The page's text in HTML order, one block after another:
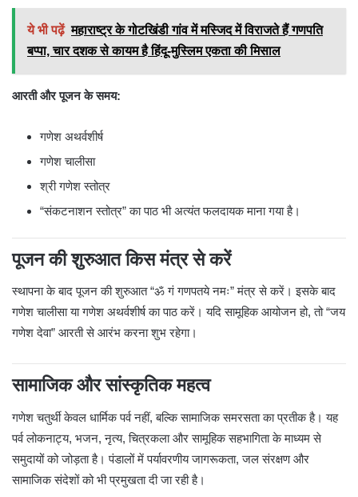
ये भी पढ़ें महाराष्ट्र के गोटखिंडी गांव में मस्जिद में विराजते हैं गणपति
बप्पा, चार दशक से कायम है हिंदू-मुस्लिम एकता की मिसाल
आरती और पूजन के समय:
गणेश अथर्वशीर्ष
गणेश चालीसा
श्री गणेश स्तोत्र
“संकटनाशन स्तोत्र” का पाठ भी अत्यंत फलदायक माना गया है।
पूजन की शुरुआत किस मंत्र से करें
स्थापना के बाद पूजन की शुरुआत “ॐ गं गणपतये नमः” मंत्र से करें। इसके बाद
गणेश चालीसा या गणेश अथर्वशीर्ष का पाठ करें। यदि सामूहिक आयोजन हो, तो “जय
गणेश देवा” आरती से आरंभ करना शुभ रहेगा।
सामाजिक और सांस्कृतिक महत्व
गणेश चतुर्थी केवल धार्मिक पर्व नहीं, बल्कि सामाजिक समरसता का प्रतीक है। यह
पर्व लोकनाट्य, भजन, नृत्य, चित्रकला और सामूहिक सहभागिता के माध्यम से
समुदायों को जोड़ता है। पंडालों में पर्यावरणीय जागरूकता, जल संरक्षण और
सामाजिक संदेशों को भी प्रमुखता दी जा रही है।